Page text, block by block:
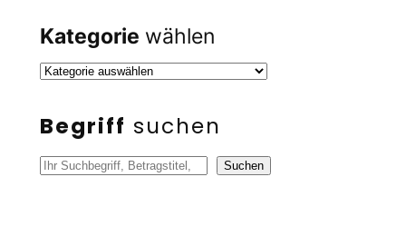
Kategorie wählen
Begriff suchen
S
Suchen